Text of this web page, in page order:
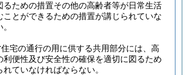
るための措置その他の高齢者等が日常生活
ことができるための措置が講じられていな
宅の通行の用に供する共用部分には、高
利便性及び安全性の確保を適切に図るため
ていなければならない。